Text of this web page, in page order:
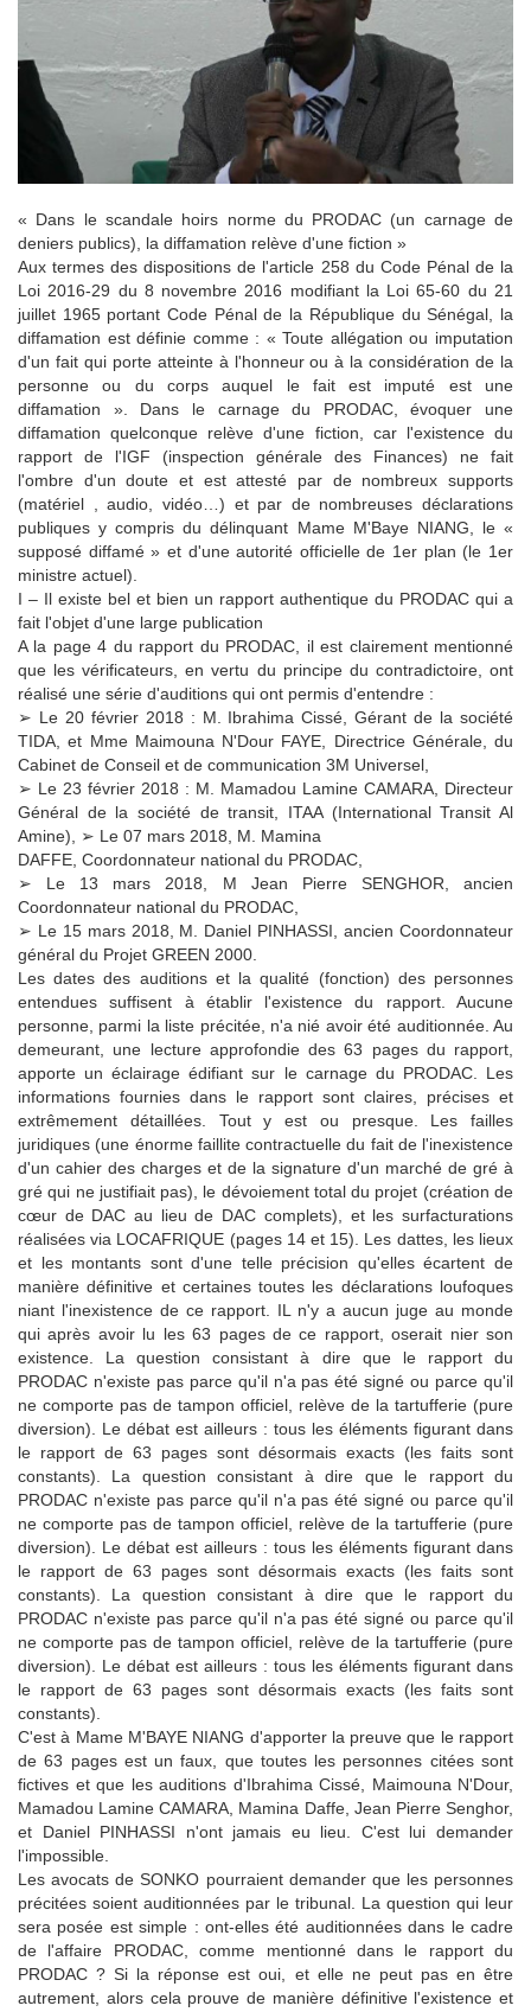
« Dans le scandale hoirs norme du PRODAC (un carnage de
deniers publics), la diffamation relève d'une fiction »
Aux termes des dispositions de l'article 258 du Code Pénal de la
Loi 2016-29 du 8 novembre 2016 modifiant la Loi 65-60 du 21
juillet 1965 portant Code Pénal de la République du Sénégal, la
diffamation est définie comme : « Toute allégation ou imputation
d'un fait qui porte atteinte à l'honneur ou à la considération de la
personne ou du corps auquel le fait est imputé est une
diffamation ». Dans le carnage du PRODAC, évoquer une
diffamation quelconque relève d'une fiction, car l'existence du
rapport de l'IGF (inspection générale des Finances) ne fait
l'ombre d'un doute et est attesté par de nombreux supports
(matériel , audio, vidéo…) et par de nombreuses déclarations
publiques y compris du délinquant Mame M'Baye NIANG, le «
supposé diffamé » et d'une autorité officielle de 1er plan (le 1er
ministre actuel).
I – Il existe bel et bien un rapport authentique du PRODAC qui a
fait l'objet d'une large publication
A la page 4 du rapport du PRODAC, il est clairement mentionné
que les vérificateurs, en vertu du principe du contradictoire, ont
réalisé une série d'auditions qui ont permis d'entendre :
➢ Le 20 février 2018 : M. Ibrahima Cissé, Gérant de la société
TIDA, et Mme Maimouna N'Dour FAYE, Directrice Générale, du
Cabinet de Conseil et de communication 3M Universel,
➢ Le 23 février 2018 : M. Mamadou Lamine CAMARA, Directeur
Général de la société de transit, ITAA (International Transit Al
Amine), ➢ Le 07 mars 2018, M. Mamina
DAFFE, Coordonnateur national du PRODAC,
➢ Le 13 mars 2018, M Jean Pierre SENGHOR, ancien
Coordonnateur national du PRODAC,
➢ Le 15 mars 2018, M. Daniel PINHASSI, ancien Coordonnateur
général du Projet GREEN 2000.
Les dates des auditions et la qualité (fonction) des personnes
entendues suffisent à établir l'existence du rapport. Aucune
personne, parmi la liste précitée, n'a nié avoir été auditionnée. Au
demeurant, une lecture approfondie des 63 pages du rapport,
apporte un éclairage édifiant sur le carnage du PRODAC. Les
informations fournies dans le rapport sont claires, précises et
extrêmement détaillées. Tout y est ou presque. Les failles
juridiques (une énorme faillite contractuelle du fait de l'inexistence
d'un cahier des charges et de la signature d'un marché de gré à
gré qui ne justifiait pas), le dévoiement total du projet (création de
cœur de DAC au lieu de DAC complets), et les surfacturations
réalisées via LOCAFRIQUE (pages 14 et 15). Les dattes, les lieux
et les montants sont d'une telle précision qu'elles écartent de
manière définitive et certaines toutes les déclarations loufoques
niant l'inexistence de ce rapport. IL n'y a aucun juge au monde
qui après avoir lu les 63 pages de ce rapport, oserait nier son
existence. La question consistant à dire que le rapport du
PRODAC n'existe pas parce qu'il n'a pas été signé ou parce qu'il
ne comporte pas de tampon officiel, relève de la tartufferie (pure
diversion). Le débat est ailleurs : tous les éléments figurant dans
le rapport de 63 pages sont désormais exacts (les faits sont
constants). La question consistant à dire que le rapport du
PRODAC n'existe pas parce qu'il n'a pas été signé ou parce qu'il
ne comporte pas de tampon officiel, relève de la tartufferie (pure
diversion). Le débat est ailleurs : tous les éléments figurant dans
le rapport de 63 pages sont désormais exacts (les faits sont
constants). La question consistant à dire que le rapport du
PRODAC n'existe pas parce qu'il n'a pas été signé ou parce qu'il
ne comporte pas de tampon officiel, relève de la tartufferie (pure
diversion). Le débat est ailleurs : tous les éléments figurant dans
le rapport de 63 pages sont désormais exacts (les faits sont
constants).
C'est à Mame M'BAYE NIANG d'apporter la preuve que le rapport
de 63 pages est un faux, que toutes les personnes citées sont
fictives et que les auditions d'Ibrahima Cissé, Maimouna N'Dour,
Mamadou Lamine CAMARA, Mamina Daffe, Jean Pierre Senghor,
et Daniel PINHASSI n'ont jamais eu lieu. C'est lui demander
l'impossible.
Les avocats de SONKO pourraient demander que les personnes
précitées soient auditionnées par le tribunal. La question qui leur
sera posée est simple : ont-elles été auditionnées dans le cadre
de l'affaire PRODAC, comme mentionné dans le rapport du
PRODAC ?Si la réponse est oui, et elle ne peut pas en être
autrement, alors cela prouve de manière définitive l'existence et